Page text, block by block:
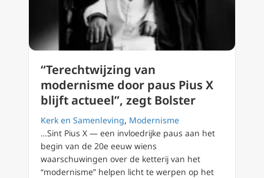
“Terechtwijzing van
modernisme door paus Pius X
blijft actueel”, zegt Bolster
Kerk en Samenleving, Modernisme
…Sint Pius X — een invloedrijke paus aan het
begin van de 20e eeuw wiens
waarschuwingen over de ketterij van het
“modernisme” helpen licht te werpen op het